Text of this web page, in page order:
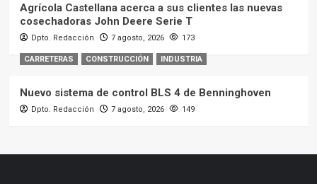
Agrícola Castellana acerca a sus clientes las nuevas
cosechadoras John Deere Serie T
Dpto. Redacción 7 agosto, 2026 173
CARRETERAS CONSTRUCCIÓN INDUSTRIA
Nuevo sistema de control BLS 4 de Benninghoven
Dpto. Redacción 7 agosto, 2026 149